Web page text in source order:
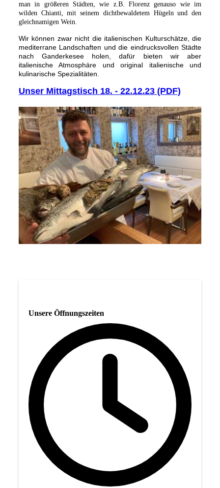
man in größeren Städten, wie z.B. Florenz genauso wie im
wilden Chianti, mit seinem dichtbewaldetem Hügeln und den
gleichnamigen Wein.
Wir können zwar nicht die italienischen Kulturschätze, die
mediterrane Landschaften und die eindrucksvollen Städte
nach Ganderkesee holen, dafür bieten wir aber
italienische Atmosphäre und original italienische und
kulinarische Spezialitäten.
Unser Mittagstisch 18. - 22.12.23 (PDF)
Unsere Öffnungszeiten